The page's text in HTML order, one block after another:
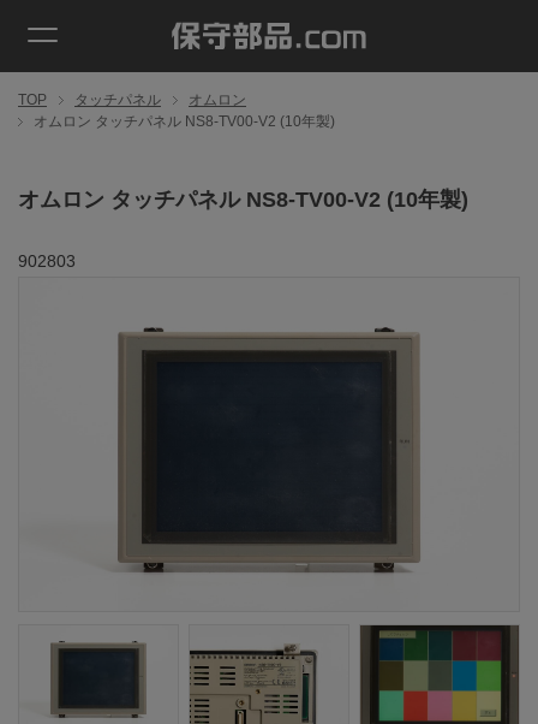
TOP タッチパネル
オムロン
オムロン タッチパネル NS8-TV00-V2 (10年製)
オムロン タッチパネル NS8-TV00-V2 (10年製)
902803